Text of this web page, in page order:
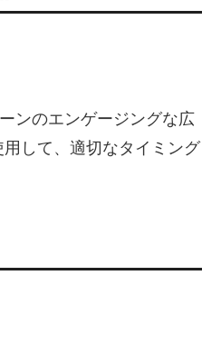
ンのエンゲージングな広
して、適切なタイミング